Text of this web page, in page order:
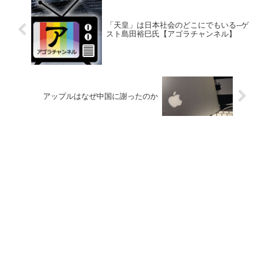
「天皇」は日本社会のどこにでもいる--ゲ
スト島田裕巳氏【アゴラチャンネル】
アップルはなぜ中国に謝ったのか